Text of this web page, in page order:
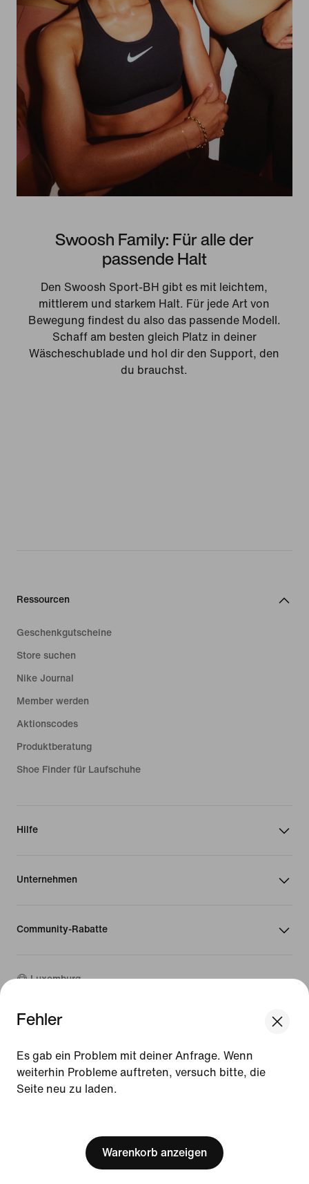
Update your location?
Luxemburg
Fehler
Es gab ein Problem mit deiner Anfrage. Wenn
weiterhin Probleme auftreten, versuch bitte, die
Seite neu zu laden.
Warenkorb anzeigen
Swoosh Family: Für alle der
passende Halt
Den Swoosh Sport-BH gibt es mit leichtem,
mittlerem und starkem Halt. Für jede Art von
Bewegung findest du also das passende Modell.
Schaff am besten gleich Platz in deiner
Wäscheschublade und hol dir den Support, den
du brauchst.
Ressourcen
Geschenkgutscheine
Store suchen
Nike Journal
Member werden
Aktionscodes
Produktberatung
Shoe Finder für Laufschuhe
Hilfe
Unternehmen
Community-Rabatte
Luxemburg
© 2026Nike, Inc. Alle Rechte vorbehalten
Nutzungsbedingungen
Verkaufsbedingungen
Impressum